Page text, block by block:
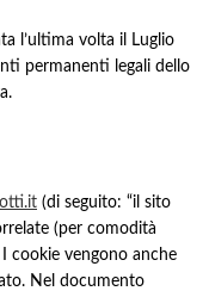
l’ultima volta il Luglio
permanenti legali dello
(di seguito: “il sito
(per comodità
cookie vengono anche
Nel documento